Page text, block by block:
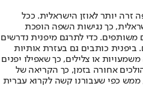
זרה יותר לאוזן הישראלית. ככל
כך נגישות השפה הופכת
משותפים. כדי לתרגם מיפנית נדרשים
כותבים גם בעזרת אותיות
או צלילים, כך שאפילו יפנים
אחורה בזמן, כך הקריאה של
כפי שעבורנו קשה לקרוא עברית